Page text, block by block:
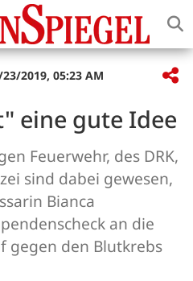
2019, 05:23 AM
eine gute Idee
Feuerwehr, des DRK,
sind dabei gewesen,
Bianca
an die
gegen den Blutkrebs